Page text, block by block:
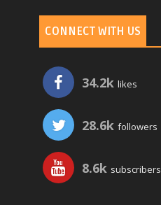
CONNECT WITH US
34.2k likes
28.6k followers
8.6k subscribers